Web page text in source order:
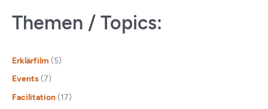
Themen / Topics:
Erklärfilm (5)
Events (7)
Facilitation (17)